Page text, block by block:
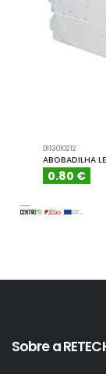
0113010212
ABOBADILHA
0.80 €
Sobre a